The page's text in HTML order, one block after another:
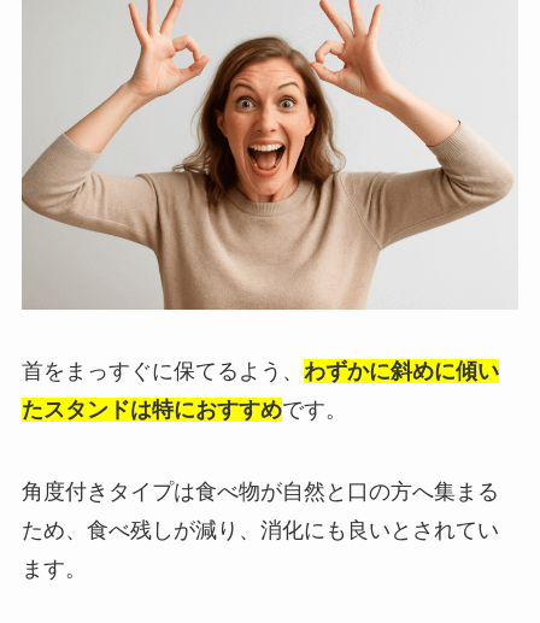
首をまっすぐに保てるよう、 わずかに斜めに傾い
たスタンドは特におすすめです。
角度付きタイプは食べ物が自然と口の方へ集まる
ため、食べ残しが減り、消化にも良いとされてい
ます。